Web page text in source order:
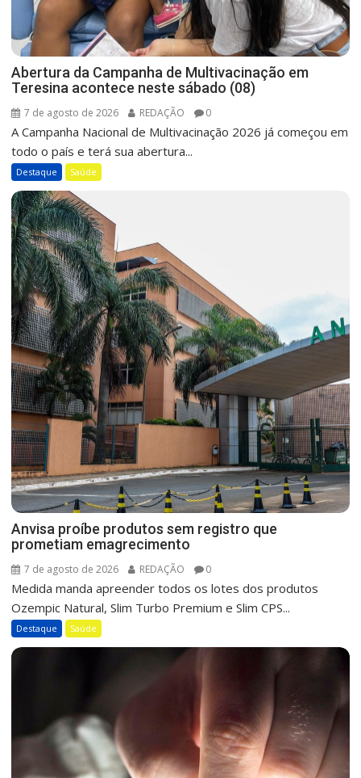
Abertura da Campanha de Multivacinação em
Teresina acontece neste sábado (08)
7 de agosto de 2026 REDAÇÃO 0
A Campanha Nacional de Multivacinação 2026 já começou em
todo o país e terá sua abertura...
Destaque Saúde
Anvisa proíbe produtos sem registro que
prometiam emagrecimento
7 de agosto de 2026 REDAÇÃO 0
Medida manda apreender todos os lotes dos produtos
Ozempic Natural, Slim Turbo Premium e Slim CPS...
Destaque Saúde